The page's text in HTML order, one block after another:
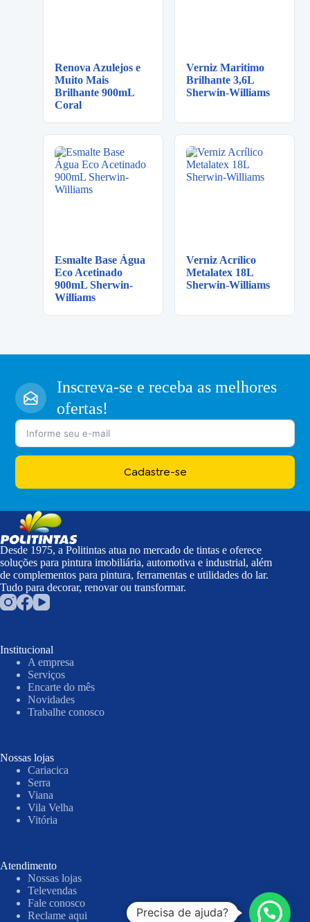
Renova Azulejos e
Muito Mais
Brilhante 900mL
Coral
Verniz Maritimo
Brilhante 3,6L
Sherwin-Williams
Esmalte Base Água
Eco Acetinado
900mL Sherwin-
Williams
Verniz Acrílico
Metalatex 18L
Sherwin-Williams
Inscreva-se e receba as melhores
ofertas!
Cadastre-se
Desde 1975, a Politintas atua no mercado de tintas e oferece
soluções para pintura imobiliária, automotiva e industrial, além
de complementos para pintura, ferramentas e utilidades do lar.
Tudo para decorar, renovar ou transformar.
Institucional
A empresa
Serviços
Encarte do mês
Novidades
Trabalhe conosco
Nossas lojas
Cariacica
Serra
Viana
Vila Velha
Vitória
Atendimento
Nossas lojas
Televendas
Fale conosco
Reclame aqui
Precisa de ajuda?